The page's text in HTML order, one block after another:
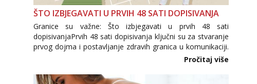
ŠTO IZBJEGAVATI U PRVIH 48 SATI DOPISIVANJA
Granice su važne: Što izbjegavati u prvih 48 sati
dopisivanjaPrvih 48 sati dopisivanja ključni su za stvaranje
prvog dojma i postavljanje zdravih granica u komunikaciji.
Važno je izbjeći prebrzo otkrivanje osobnih ili intimnih
informacija, jer nepoznata osoba još nije zaslužila to
povjerenje. Takođe...
Pročitaj više